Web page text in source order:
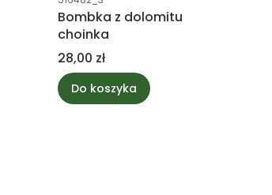
Bombka z dolomitu
choinka
Cena
28,00 zł
Do koszyka